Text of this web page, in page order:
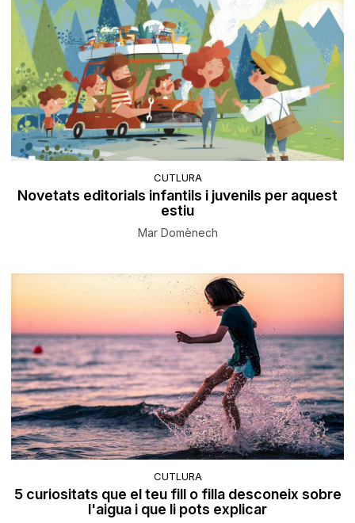
CUTLURA
Novetats editorials infantils i juvenils per aquest
estiu
Mar Domènech
CUTLURA
5 curiositats que el teu fill o filla desconeix sobre
l'aigua i que li pots explicar